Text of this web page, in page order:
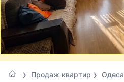
Продаж квартир Одеса